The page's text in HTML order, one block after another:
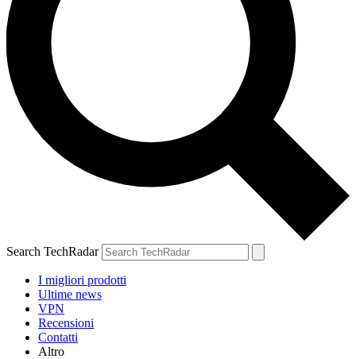
Search TechRadar
I migliori prodotti
Ultime news
VPN
Recensioni
Contatti
Altro